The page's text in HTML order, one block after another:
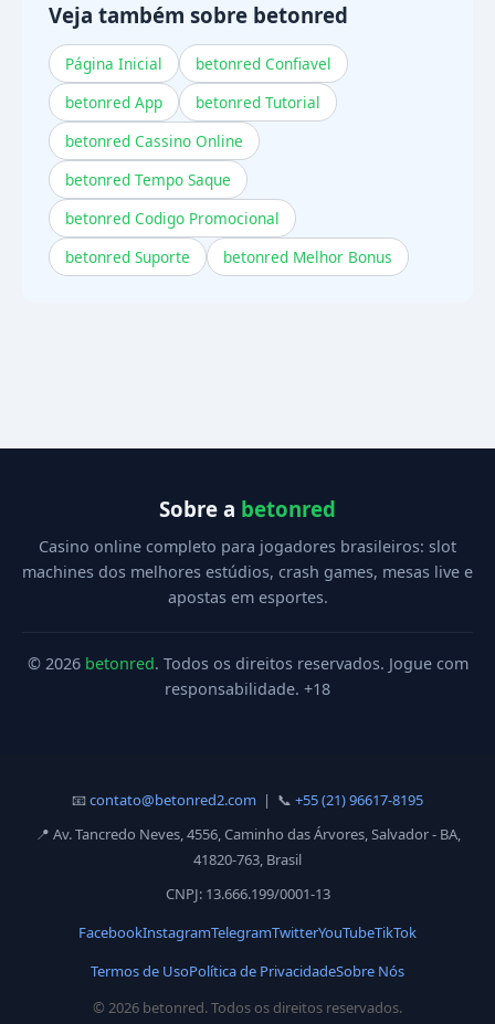
Veja também sobre betonred
Página Inicial
betonred Confiavel
betonred App
betonred Tutorial
betonred Cassino Online
betonred Tempo Saque
betonred Codigo Promocional
betonred Suporte
betonred Melhor Bonus
Sobre a betonred
Casino online completo para jogadores brasileiros: slot
machines dos melhores estúdios, crash games, mesas live e
apostas em esportes.
© 2026 betonred. Todos os direitos reservados. Jogue com
responsabilidade. +18
📧contato@betonred2.com | 📞 +55 (21) 96617-8195
📍 Av. Tancredo Neves, 4556, Caminho das Árvores, Salvador - BA,
41820-763, Brasil
CNPJ: 13.666.199/0001-13
FacebookInstagramTelegramTwitterYouTubeTikTok
Termos de UsoPolítica de PrivacidadeSobre Nós
© 2026 betonred. Todos os direitos reservados.